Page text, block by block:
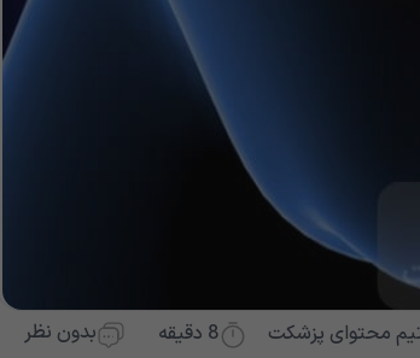
محتوای پزشکت 8 دقیقه بدون نظر